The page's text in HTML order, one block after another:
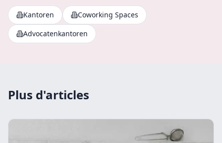
Kantoren
Coworking Spaces
Advocatenkantoren
Plus d'articles